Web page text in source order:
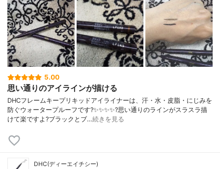
5.00
思い通りのアイラインが描ける
DHCフレームキープリキッドアイライナーは、汗・水・皮脂・にじみを
防ぐウォータープルーフです?✨✨✨✨?️思い通りのラインがスラスラ描
けて楽ですよ?ブラックとブ…続きを見る
DHC(ディーエイチシー)